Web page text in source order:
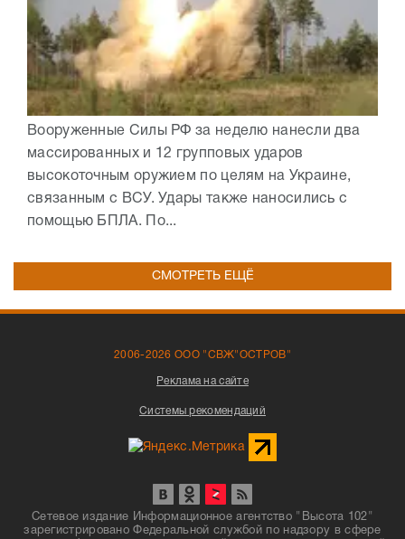
Вооруженные Силы РФ за неделю нанесли два
массированных и 12 групповых ударов
высокоточным оружием по целям на Украине,
связанным с ВСУ. Удары также наносились с
помощью БПЛА. По...
СМОТРЕТЬ ЕЩЁ
2006-2026 ООО "СВЖ"ОСТРОВ"
Реклама на сайте
Системы рекомендаций
Сетевое издание Информационное агентство "Высота 102"
зарегистрировано Федеральной службой по надзору в сфере